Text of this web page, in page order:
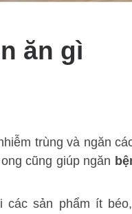
ăn gì
trùng và ngăn
cũng giúp ngăn
sản phẩm ít